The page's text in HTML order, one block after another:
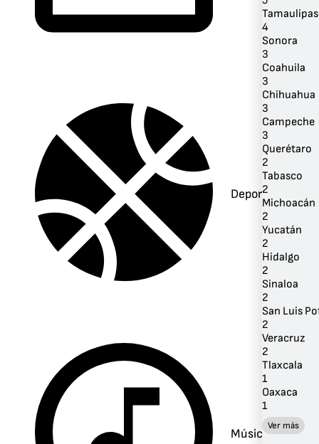
Deportes
Música
Tamaulipas
4
Sonora
3
Coahuila
3
Chihuahua
3
Campeche
3
Querétaro
2
Tabasco
2
Michoacán
2
Yucatán
2
Hidalgo
2
Sinaloa
2
San Luis
2
Veracruz
2
Tlaxcala
1
Oaxaca
1
Ver más